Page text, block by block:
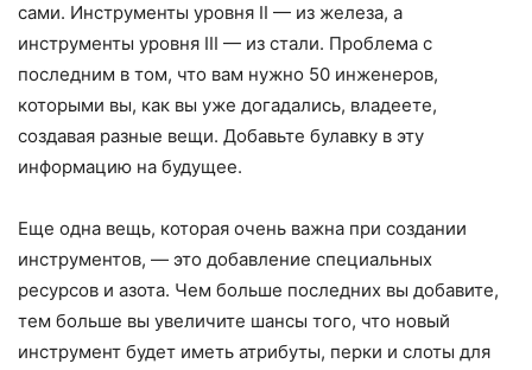
сами. Инструменты уровня II — из железа, а
инструменты уровня III — из стали. Проблема с
последним в том, что вам нужно 50 инженеров,
которыми вы, как вы уже догадались, владеете,
создавая разные вещи. Добавьте булавку в эту
информацию на будущее.
Еще одна вещь, которая очень важна при создании
инструментов, — это добавление специальных
ресурсов и азота. Чем больше последних вы добавите,
тем больше вы увеличите шансы того, что новый
инструмент будет иметь атрибуты, перки и слоты для